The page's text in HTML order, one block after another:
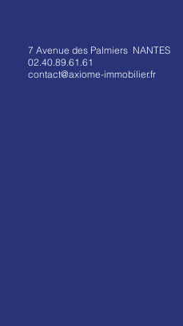
7 Avenue des Palmiers NANTES
02.40.89.61.61
contact@axiome-immobilier.fr